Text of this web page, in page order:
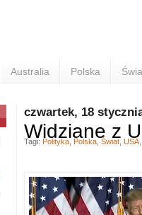
Australia Polska
czwartek, 18
Widziane z
Tagi: Polityka Polska Świat USA